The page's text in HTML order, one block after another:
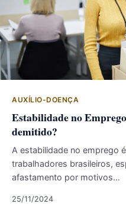
AUXÍLIO-DOENÇA
Estabilidade no
demitido?
A estabilidade no emprego
trabalhadores brasileiros,
afastamento por motivos…
25/11/2024